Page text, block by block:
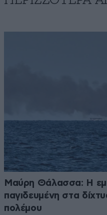
Μαύρη Θάλασσα: Η
παγιδευμένη στα
πολέμου